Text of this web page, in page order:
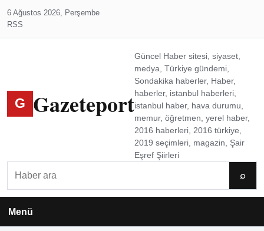
6 Ağustos 2026, Perşembe
RSS
G Gazeteport
Güncel Haber sitesi, siyaset,
medya, Türkiye gündemi,
Sondakika haberler, Haber,
haberler, istanbul haberleri,
istanbul haber, hava durumu,
memur, öğretmen, yerel haber,
2016 haberleri, 2016 türkiye,
2019 seçimleri, magazin, Şair
Eşref Şiirleri
⌕
Menü